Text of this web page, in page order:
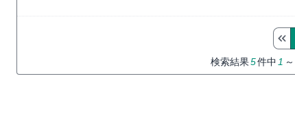
検索結果5件中 1 ～